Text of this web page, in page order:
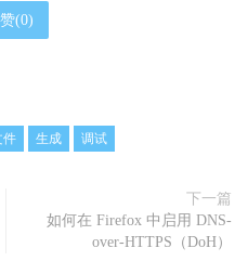
赞(0)
件 生成 调试
下一篇
如何在 Firefox 中启用 DNS-
over-HTTPS（DoH）